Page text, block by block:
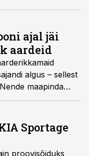
ajal jäi
aardeid
algus – sellest
maapinda
vähenemine ning
Sportage
proovisõiduks